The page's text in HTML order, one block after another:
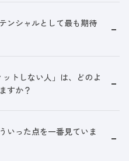
ンシャルとして最も期待
トしない人」は、どのよ
すか？
いった点を一番見ていま